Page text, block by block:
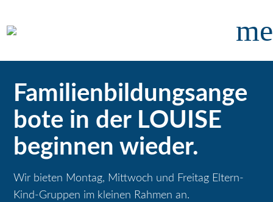
Familienbildungsange
bote in der LOUISE
beginnen wieder.
Wir bieten Montag, Mittwoch und Freitag Eltern-
Kind-Gruppen im kleinen Rahmen an.